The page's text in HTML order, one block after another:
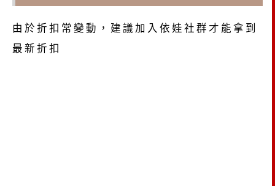
由於折扣常變動，建議加入依娃社群才能拿到
最新折扣